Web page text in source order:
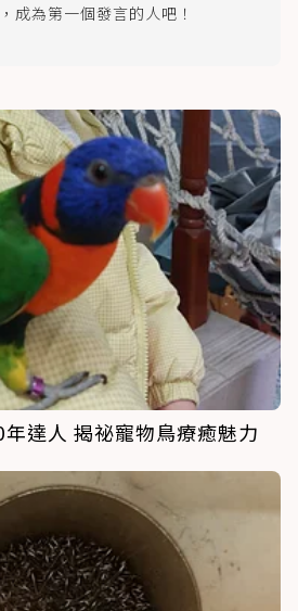
成為第一個發言的人吧！
達人 揭祕寵物鳥療癒魅力